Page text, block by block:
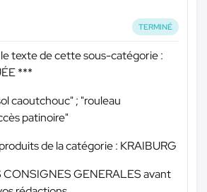
TERMINÉ
texte de cette sous-catégorie :
***
caoutchouc" ; "rouleau
patinoire"
de la catégorie : KRAIBURG
CONSIGNES GENERALES avant